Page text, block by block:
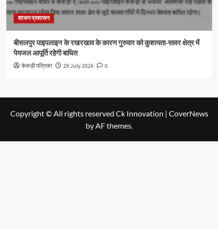
शासन प्रशासन
बीसलपुर पाइपलाइन के रखरखाव के कारण गुरुवार को कुशायता-सावर क्षेत्र में
पेयजल आपूर्ति रहेगी बाधित
केकड़ी पत्रिका 29 July 2026 0
Copyright © All rights reserved Ck Innovation | CoverNews
by AF themes.